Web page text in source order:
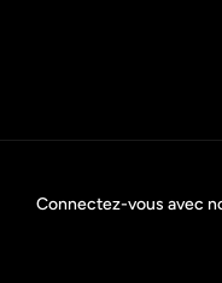
Connectez-vous avec